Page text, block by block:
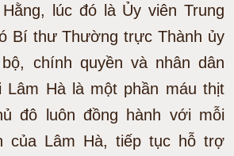
lúc đó là Ủy viên Trung
Bí thư Thường trực Thành ủy
chính quyền và nhân dân
Lâm Hà là một phần máu thịt
đô luôn đồng hành với mỗi
của Lâm Hà, tiếp tục hỗ trợ